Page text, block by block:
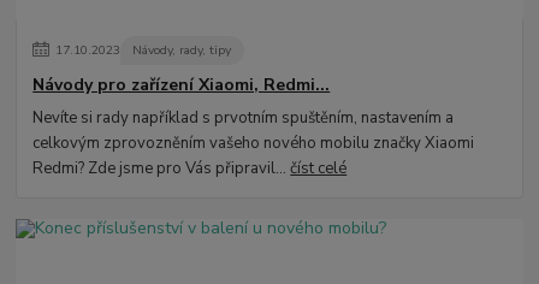
17.10.2023 Návody, rady, tipy
Návody pro zařízení Xiaomi, Redmi...
Nevíte si rady například s prvotním spuštěním, nastavením a
celkovým zprovozněním vašeho nového mobilu značky Xiaomi
Redmi? Zde jsme pro Vás připravil...číst celé